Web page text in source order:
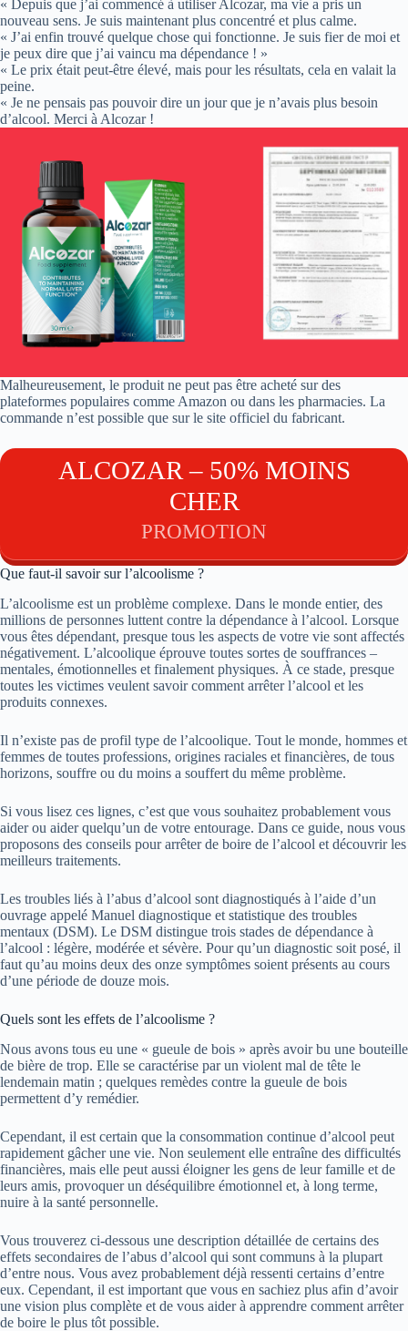
« Depuis que j’ai commencé à utiliser Alcozar, ma vie a pris un
nouveau sens. Je suis maintenant plus concentré et plus calme.
« J’ai enfin trouvé quelque chose qui fonctionne. Je suis fier de moi et
je peux dire que j’ai vaincu ma dépendance ! »
« Le prix était peut-être élevé, mais pour les résultats, cela en valait la
peine.
« Je ne pensais pas pouvoir dire un jour que je n’avais plus besoin
d’alcool. Merci à Alcozar !
Malheureusement, le produit ne peut pas être acheté sur des
plateformes populaires comme Amazon ou dans les pharmacies. La
commande n’est possible que sur le site officiel du fabricant.
ALCOZAR – 50% MOINS
CHER
PROMOTION
Que faut-il savoir sur l’alcoolisme ?
L’alcoolisme est un problème complexe. Dans le monde entier, des
millions de personnes luttent contre la dépendance à l’alcool. Lorsque
vous êtes dépendant, presque tous les aspects de votre vie sont affectés
négativement. L’alcoolique éprouve toutes sortes de souffrances –
mentales, émotionnelles et finalement physiques. À ce stade, presque
toutes les victimes veulent savoir comment arrêter l’alcool et les
produits connexes.
Il n’existe pas de profil type de l’alcoolique. Tout le monde, hommes et
femmes de toutes professions, origines raciales et financières, de tous
horizons, souffre ou du moins a souffert du même problème.
Si vous lisez ces lignes, c’est que vous souhaitez probablement vous
aider ou aider quelqu’un de votre entourage. Dans ce guide, nous vous
proposons des conseils pour arrêter de boire de l’alcool et découvrir les
meilleurs traitements.
Les troubles liés à l’abus d’alcool sont diagnostiqués à l’aide d’un
ouvrage appelé Manuel diagnostique et statistique des troubles
mentaux (DSM). Le DSM distingue trois stades de dépendance à
l’alcool : légère, modérée et sévère. Pour qu’un diagnostic soit posé, il
faut qu’au moins deux des onze symptômes soient présents au cours
d’une période de douze mois.
Quels sont les effets de l’alcoolisme ?
Nous avons tous eu une « gueule de bois » après avoir bu une bouteille
de bière de trop. Elle se caractérise par un violent mal de tête le
lendemain matin ; quelques remèdes contre la gueule de bois
permettent d’y remédier.
Cependant, il est certain que la consommation continue d’alcool peut
rapidement gâcher une vie. Non seulement elle entraîne des difficultés
financières, mais elle peut aussi éloigner les gens de leur famille et de
leurs amis, provoquer un déséquilibre émotionnel et, à long terme,
nuire à la santé personnelle.
Vous trouverez ci-dessous une description détaillée de certains des
effets secondaires de l’abus d’alcool qui sont communs à la plupart
d’entre nous. Vous avez probablement déjà ressenti certains d’entre
eux. Cependant, il est important que vous en sachiez plus afin d’avoir
une vision plus complète et de vous aider à apprendre comment arrêter
de boire le plus tôt possible.